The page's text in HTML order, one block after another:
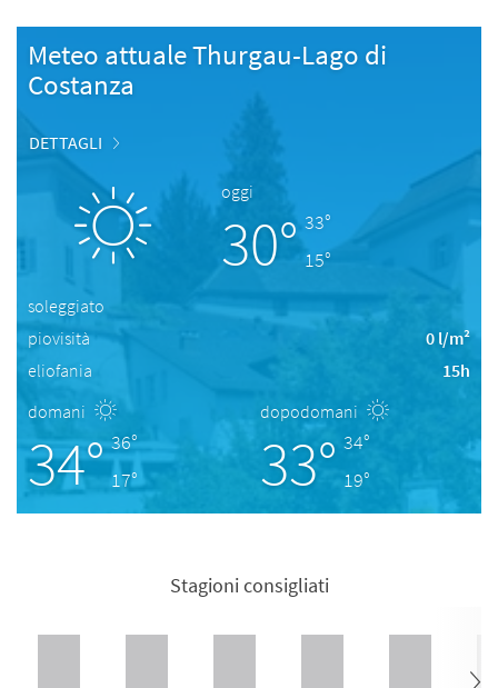
Meteo attuale Thurgau-Lago di
Costanza
DETTAGLI
oggi
30° 33°
15°
soleggiato
piovisità
0 l/m²
eliofania
15h
domani
34° 36°
17°
dopodomani
33° 34°
19°
Stagioni consigliati